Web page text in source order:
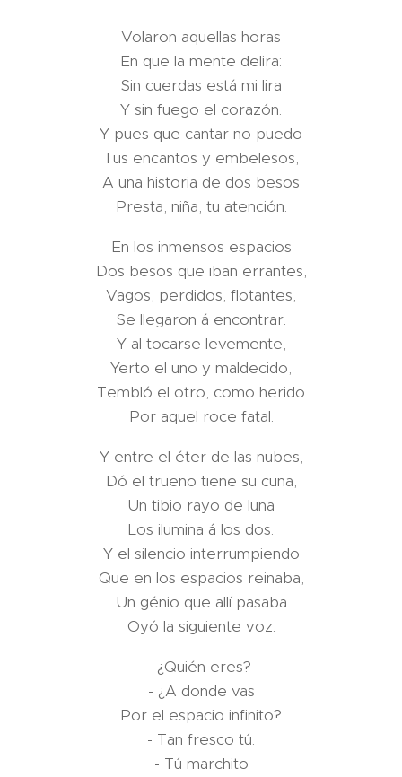
Volaron aquellas horas
En que la mente delira:
Sin cuerdas está mi lira
Y sin fuego el corazón.
Y pues que cantar no puedo
Tus encantos y embelesos,
A una historia de dos besos
Presta, niña, tu atención.
En los inmensos espacios
Dos besos que iban errantes,
Vagos, perdidos, flotantes,
Se llegaron á encontrar.
Y al tocarse levemente,
Yerto el uno y maldecido,
Tembló el otro, como herido
Por aquel roce fatal.
Y entre el éter de las nubes,
Dó el trueno tiene su cuna,
Un tibio rayo de luna
Los ilumina á los dos.
Y el silencio interrumpiendo
Que en los espacios reinaba,
Un génio que allí pasaba
Oyó la siguiente voz:
-¿Quién eres?
- ¿A donde vas
Por el espacio infinito?
- Tan fresco tú.
- Tú marchito